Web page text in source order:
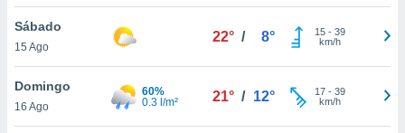
cookies
aceptar
Sábado
15 Ago
22° / 8° 15- 39
km/h
Domingo
16 Ago
60%
0.3 l/m²
21° / 12° 17- 39
km/h